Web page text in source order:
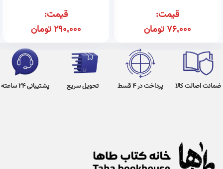
قیمت:
76,000تومان
قیمت:
290,000تومان
ضمانت اصالت کالا پرداخت در 4 قسط تحویل سریع پشتیبانی 24 ساعته